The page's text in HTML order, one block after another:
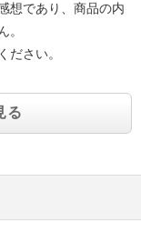
想であり、商品の内
。
ださい。
る